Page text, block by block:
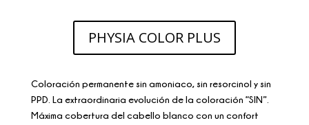
PHYSIA COLOR PLUS
Coloración permanente sin amoniaco, sin resorcinol y sin
PPD. La extraordinaria evolución de la coloración “SIN”.
Máxima cobertura del cabello blanco con un confort